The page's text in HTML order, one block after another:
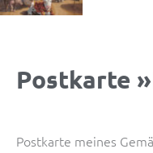
Postkarte
Postkarte meines